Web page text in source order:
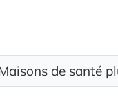
de santé